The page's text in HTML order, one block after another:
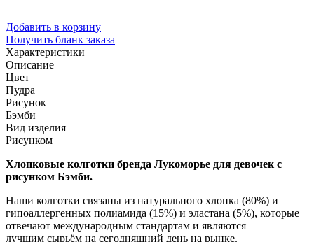
Добавить в корзину
Получить бланк заказа
Характеристики
Описание
Цвет
Пудра
Рисунок
Бэмби
Вид изделия
Рисунком
Хлопковые колготки бренда Лукоморье для девочек с
рисунком Бэмби.
Наши колготки связаны из натурального хлопка (80%) и
гипоаллергенных полиамида (15%) и эластана (5%), которые
отвечают международным стандартам и являются
лучшим сырьём на сегодняшний день на рынке.